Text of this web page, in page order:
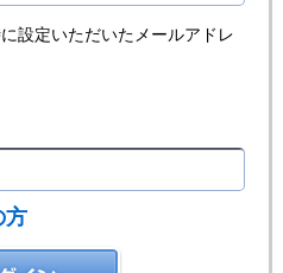
設定いただいたメールアドレ
方